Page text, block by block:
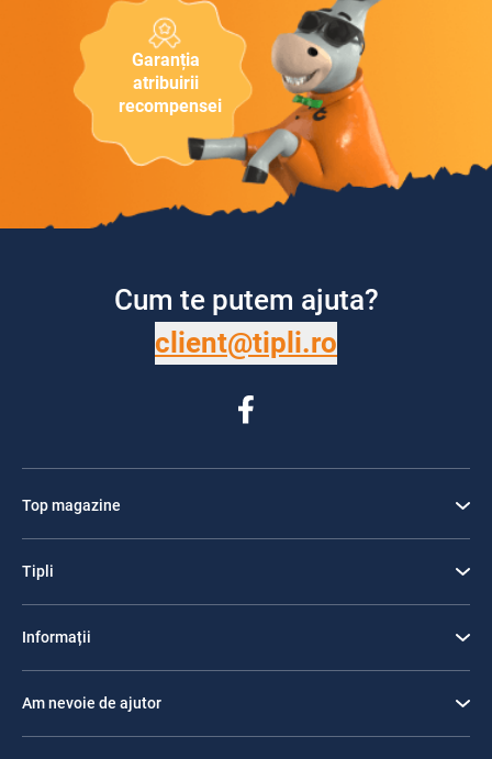
Garanția
atribuirii
recompensei
Cum te putem ajuta?
client@tipli.ro
Top magazine
Tipli
Informații
Am nevoie de ajutor